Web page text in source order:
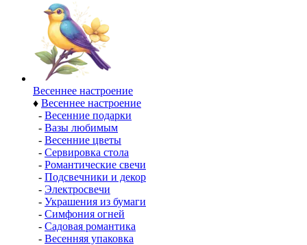
Весеннее настроение
♦ Весеннее настроение
- Весенние подарки
- Вазы любимым
- Весенние цветы
- Сервировка стола
- Романтические свечи
- Подсвечники и декор
- Электросвечи
- Украшения из бумаги
- Симфония огней
- Садовая романтика
- Весенняя упаковка